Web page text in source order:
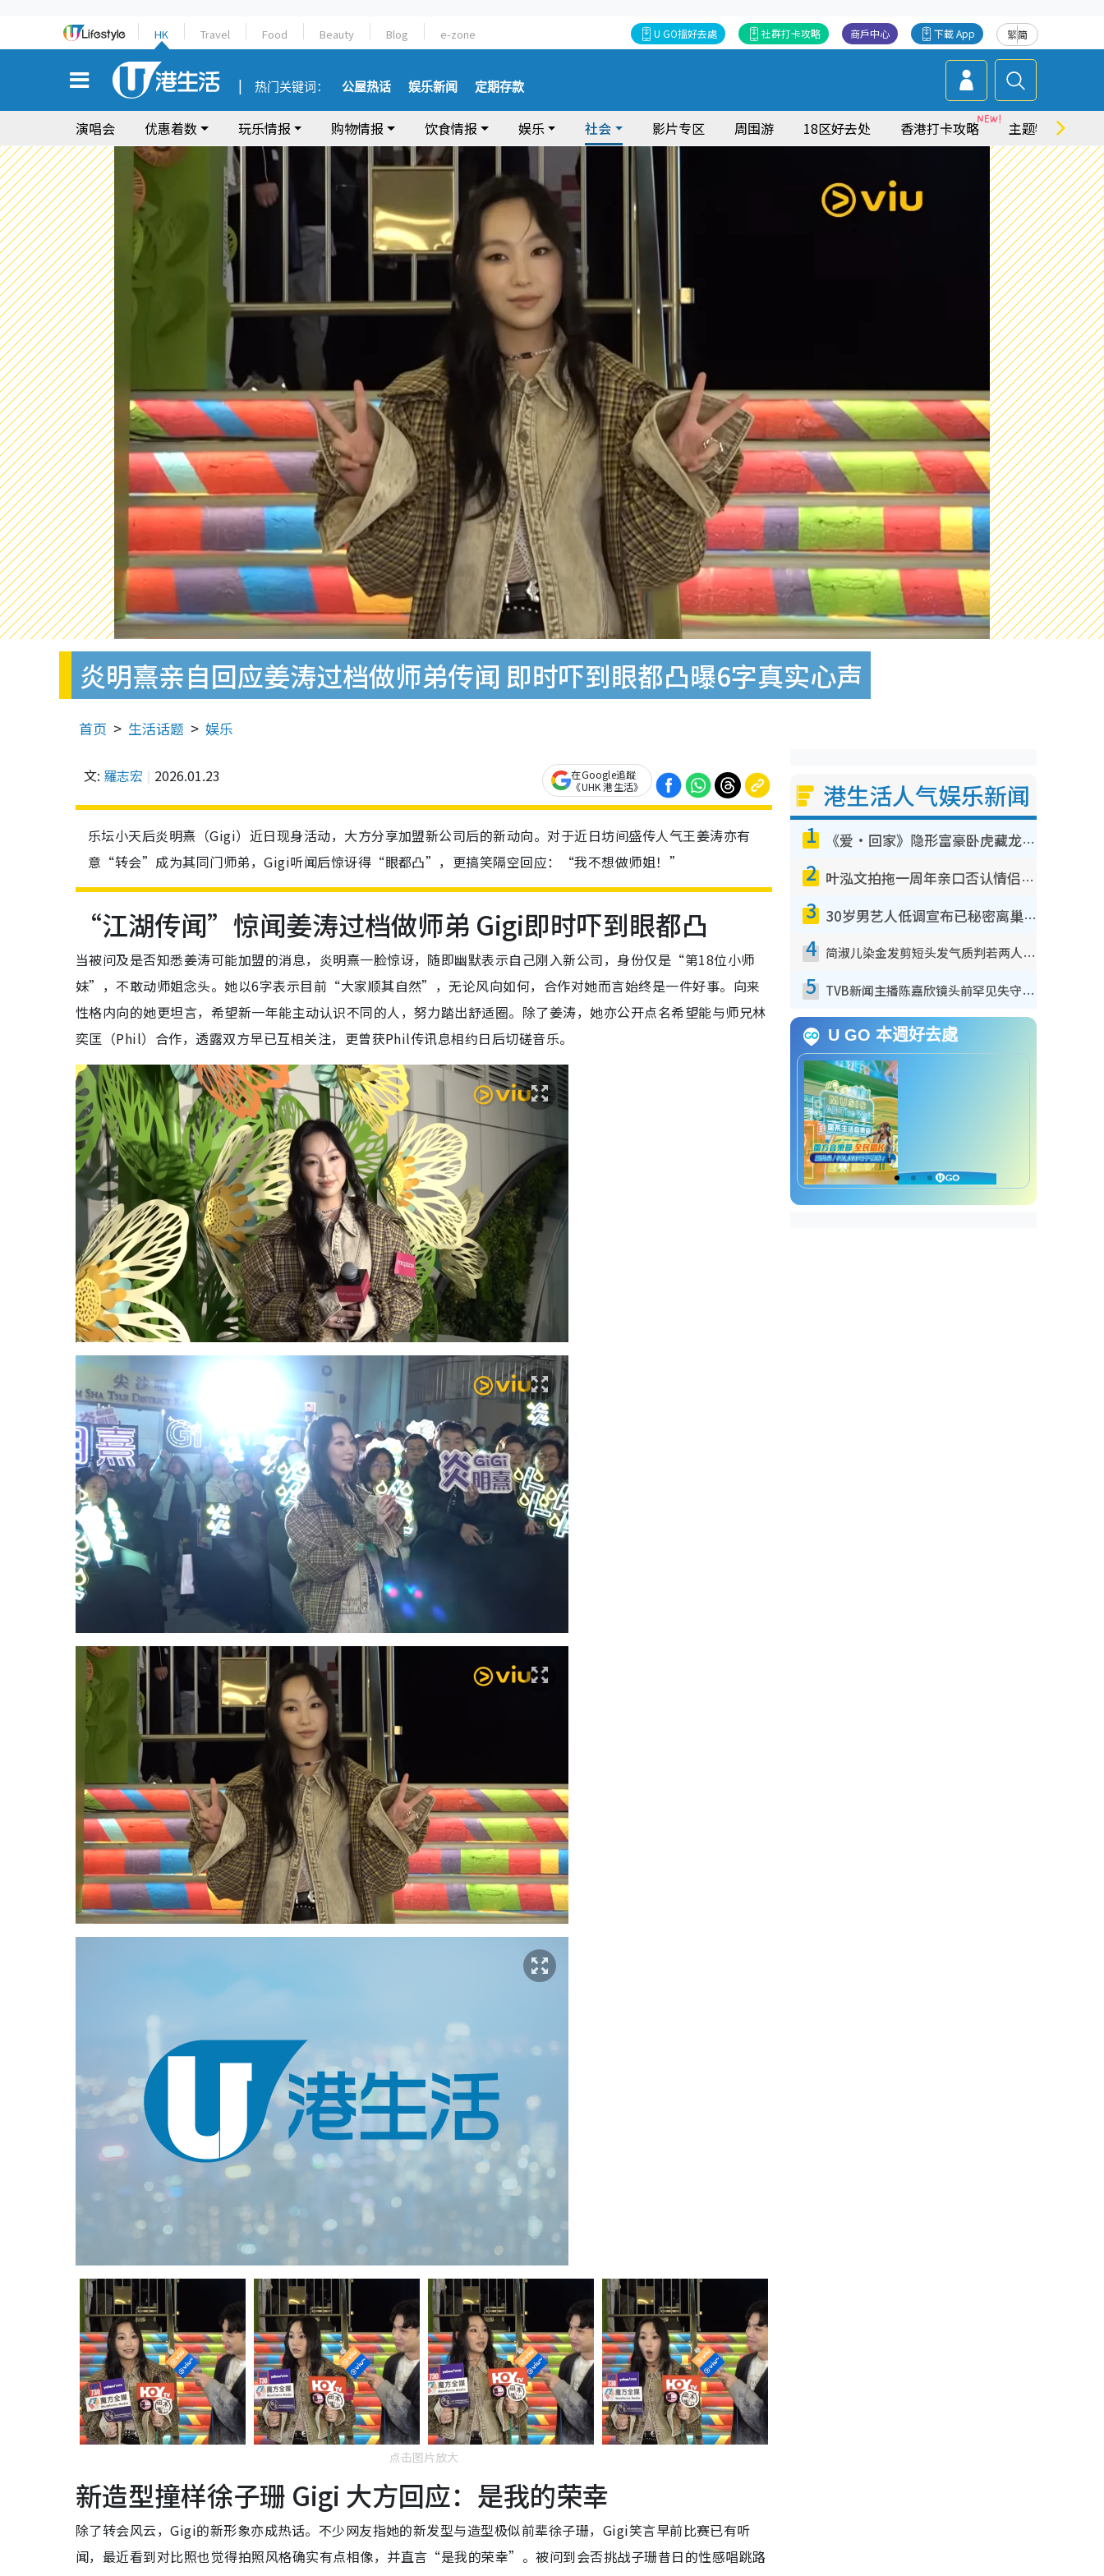
HK Travel Food Beauty Blog e-zone 繁简
下載 App
商戶中心
社群打卡攻略
U GO搵好去處
热门关键词： 公屋热话 娱乐新闻 定期存款
演唱会 优惠着数 玩乐情报 购物情报 饮食情报 娱乐 社会 影片专区 周围游 18区好去处 香港打卡攻略 主题特集
炎明熹亲自回应姜涛过档做师弟传闻 即时吓到眼都凸曝6字真实心声
首页 生活话题 娱乐
文: 羅志宏 2026.01.23
在Google追蹤
《UHK 港生活》
乐坛小天后炎明熹（Gigi）近日现身活动，大方分享加盟新公司后的新动向。对于近日坊间盛传人气王姜涛亦有
意“转会”成为其同门师弟，Gigi听闻后惊讶得“眼都凸”，更搞笑隔空回应：“我不想做师姐！”
“江湖传闻”惊闻姜涛过档做师弟 Gigi即时吓到眼都凸
当被问及是否知悉姜涛可能加盟的消息，炎明熹一脸惊讶，随即幽默表示自己刚入新公司，身份仅是“第18位小师
妹”，不敢动师姐念头。她以6字表示目前“大家顺其自然”，无论风向如何，合作对她而言始终是一件好事。向来
性格内向的她更坦言，希望新一年能主动认识不同的人，努力踏出舒适圈。除了姜涛，她亦公开点名希望能与师兄林
奕匡（Phil）合作，透露双方早已互相关注，更曾获Phil传讯息相约日后切磋音乐。
点击图片放大
新造型撞样徐子珊 Gigi 大方回应：是我的荣幸
除了转会风云，Gigi的新形象亦成热话。不少网友指她的新发型与造型极似前辈徐子珊，Gigi笑言早前比赛已有听
闻，最近看到对比照也觉得拍照风格确实有点相像，并直言“是我的荣幸”。被问到会否挑战子珊昔日的性感唱跳路
港生活人气娱乐新闻
1 《爱·回家》隐形富豪卧虎藏龙！盘点12位财气逼人的有钱艺人：这位美女3亿身家不愁做
2 叶泓文拍拖一周年亲口否认情侣关系？！被质疑感情造假竟称GM“普通同事”
3 30岁男艺人低调宣布已秘密离巢！人气急跌变失踪人口：“这几年过得并不容易”
4 简淑儿染金发剪短头发气质判若两人！吓坏老公麦大力都认不出：“你做什么？”
5 TVB新闻主播陈嘉欣镜头前罕见失守！遭林超英一句话突袭吓坏当场大笑
U GO 本週好去處